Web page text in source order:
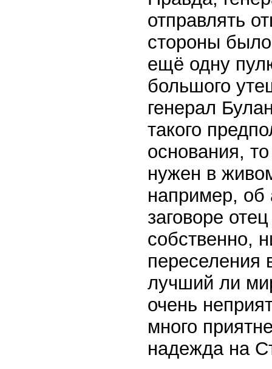
отправлять
стороны
ещё одну
большого
генерал
такого
основания,
нужен в
например, об
заговоре
собственно,
переселения
лучший ли
очень
много
надежда на